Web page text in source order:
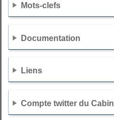
Mots-clefs
Documentation
Liens
Compte twitter du